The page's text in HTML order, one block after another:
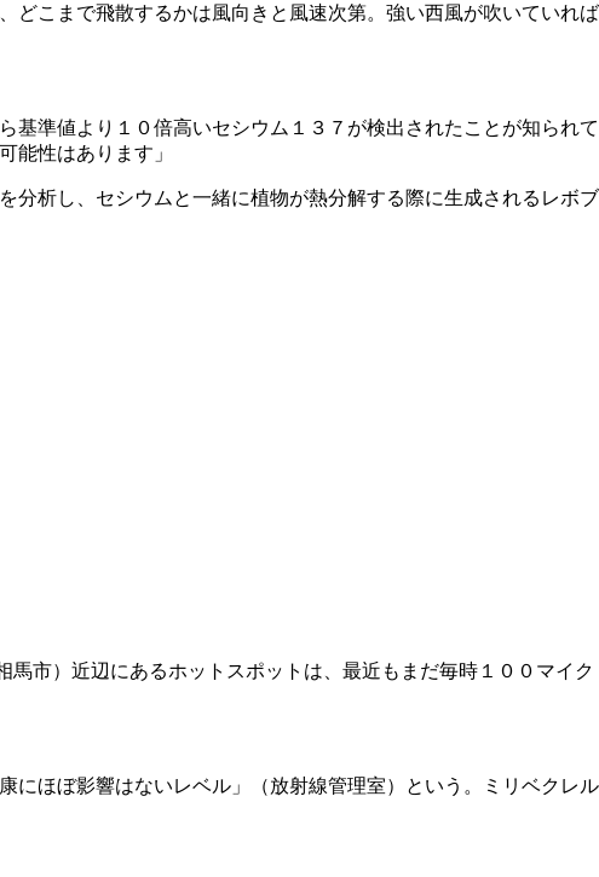
どこまで飛散するかは風向きと風速次第。強い西風が吹いていれば
基準値より１０倍高いセシウム１３７が検出されたことが知られて
能性はあります」
分析し、セシウムと一緒に植物が熱分解する際に生成されるレボブ
市）近辺にあるホットスポットは、最近もまだ毎時１００マイク
にほぼ影響はないレベル」（放射線管理室）という。ミリベクレル